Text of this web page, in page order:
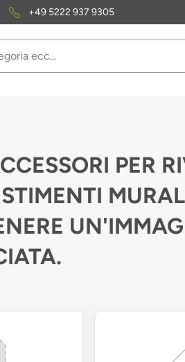
+49 5222 937 9305
PER